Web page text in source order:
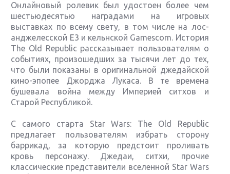
Онлайновый ролевик был удостоен более чем
шестьюдесятью наградами на игровых
выставках по всему свету, в том числе на лос-
анджелесской Е3 и кельнской Gamescom. История
The Old Republic рассказывает пользователям о
событиях, произошедших за тысячи лет до тех,
что были показаны в оригинальной джедайской
кино-эпопее Джорджа Лукаса. В те времена
бушевала война между Империей ситхов и
Старой Республикой.
С самого старта Star Wars: The Old Republic
предлагает пользователям избрать сторону
баррикад, за которую предстоит проливать
кровь персонажу. Джедаи, ситхи, прочие
классические представители вселенной Star Wars